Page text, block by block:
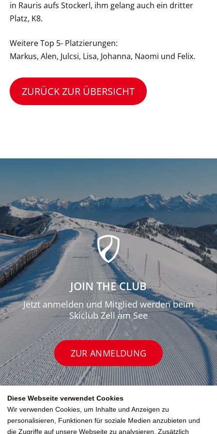
Diese Webseite verwendet Cookies
Wir verwenden Cookies, um Inhalte und Anzeigen zu
personalisieren, Funktionen für soziale Medien anzubieten und
die Zugriffe auf unsere Webseite zu analysieren. Zusätzlich
in Rauris aufs Stockerl, ihm gelang auch ein dritter
Platz, K8.
Weitere Top 5- Platzierungen:
Markus, Alen, Julcsi, Lisa, Johanna, Naomi und Felix.
ZURÜCK ZUR ÜBERSICHT
JOIN THE CLUB
Jetzt anmelden und Mitglied werden beim
Skiclub Zell am See
ZUR ANMELDUNG